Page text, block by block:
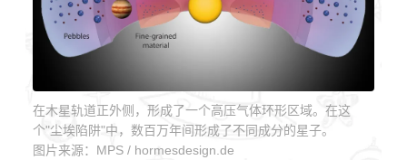
在木星轨道正外侧，形成了一个高压气体环形区域。在这
个"尘埃陷阱"中，数百万年间形成了不同成分的星子。
图片来源：MPS / hormesdesign.de